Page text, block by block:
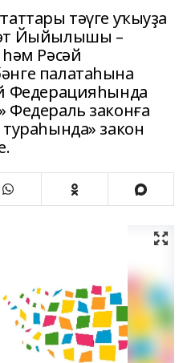
тәүге уҡыуҙа
Йыйылышы –
Рәсәй
палатаһына
Федерацияһында
законға
закон